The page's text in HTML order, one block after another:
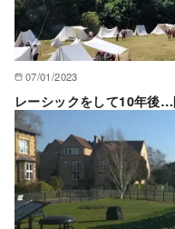
07/01/2023
レーシックをして10年後